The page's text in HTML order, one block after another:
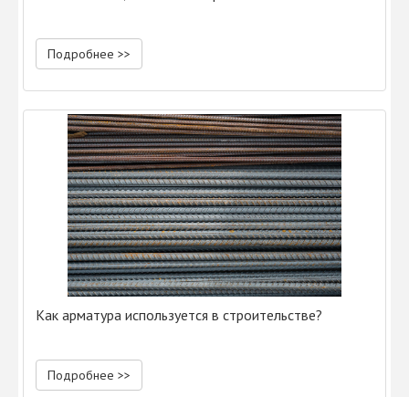
Подробнее >>
Как арматура используется в строительстве?
Подробнее >>